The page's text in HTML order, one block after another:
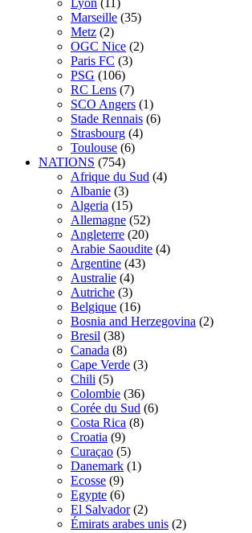
Lyon (11)
Marseille (35)
Metz (2)
OGC Nice (2)
Paris FC (3)
PSG (106)
RC Lens (7)
SCO Angers (1)
Stade Rennais (6)
Strasbourg (4)
Toulouse (6)
NATIONS (754)
Afrique du Sud (4)
Albanie (3)
Algeria (15)
Allemagne (52)
Angleterre (20)
Arabie Saoudite (4)
Argentine (43)
Australie (4)
Autriche (3)
Belgique (16)
Bosnia and Herzegovina (2)
Bresil (38)
Canada (8)
Cape Verde (3)
Chili (5)
Colombie (36)
Corée du Sud (6)
Costa Rica (8)
Croatia (9)
Curaçao (5)
Danemark (1)
Ecosse (9)
Egypte (6)
El Salvador (2)
Émirats arabes unis (2)